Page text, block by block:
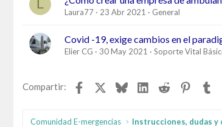
L
Laura77 23 Abr 2021 General
Covid -19, exige cambios en el
Elier CG 30 May 2021 Soporte Vital
Compartir: Facebook BlueskyLinkedIn
Reddit
Comunidad E-mergencias